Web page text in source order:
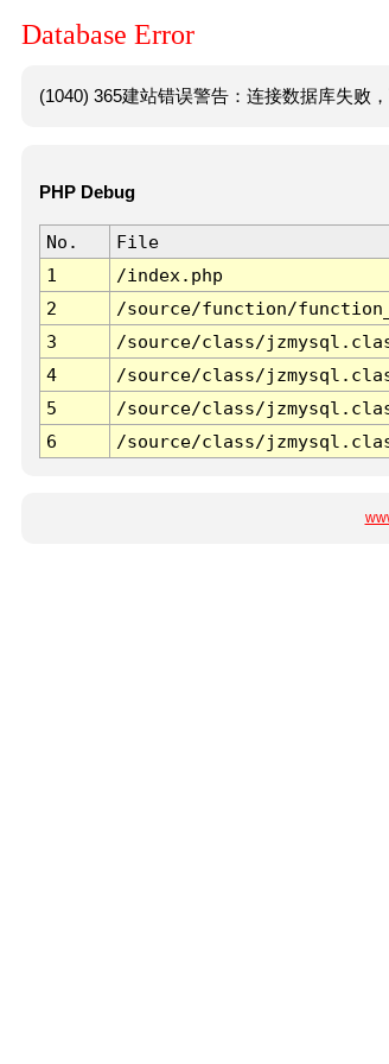
Database Error
(1040) 365建站错误警告：连接数据库失败
PHP Debug
No. File
1
/index.php
2
/source/function/
3
/source/class/
4
/source/class/
5
/source/class/
6
/source/class/